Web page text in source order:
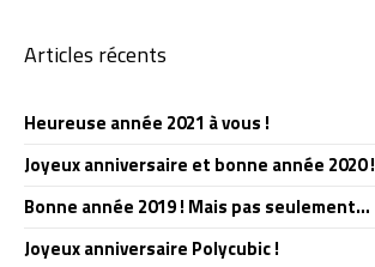
Articles récents
Heureuse année 2021 à vous !
Joyeux anniversaire et bonne année 2020 !
Bonne année 2019 ! Mais pas seulement…
Joyeux anniversaire Polycubic !